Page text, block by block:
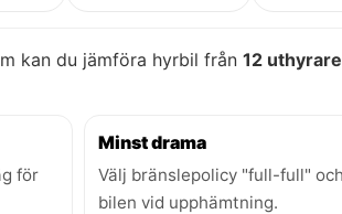
kan du jämföra hyrbil från 12 uthyrare
för
Minst drama
Välj bränslepolicy "full-full"
bilen vid upphämtning.